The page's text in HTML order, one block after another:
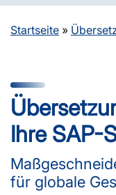
Startseite »
Ihre SAP-
für globale